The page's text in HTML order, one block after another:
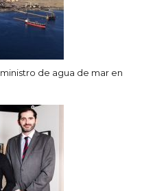
de agua de mar en